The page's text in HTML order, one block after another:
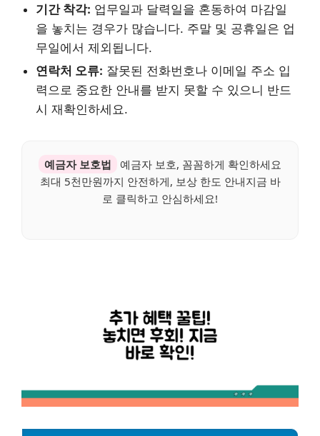
기간 착각: 업무일과 달력일을 혼동하여 마감일
을 놓치는 경우가 많습니다. 주말 및 공휴일은 업
무일에서 제외됩니다.
연락처 오류: 잘못된 전화번호나 이메일 주소 입
력으로 중요한 안내를 받지 못할 수 있으니 반드
시 재확인하세요.
예금자 보호법
예금자 보호, 꼼꼼하게 확인하세요
최대 5천만원까지 안전하게, 보상 한도 안내지금 바
로 클릭하고 안심하세요!